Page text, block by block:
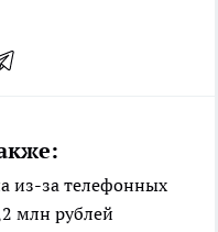
из-за телефонных
млн рублей